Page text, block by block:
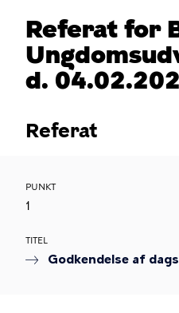
Referat for
d.
Referat
PUNKT
1
TITEL
Godkendelse af